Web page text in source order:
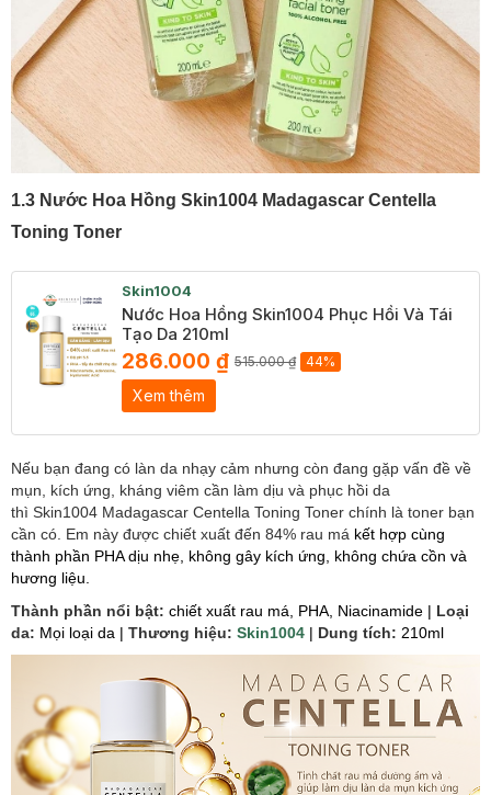
1.3 Nước Hoa Hồng Skin1004 Madagascar Centella
Toning Toner
Skin1004
Nước Hoa Hồng Skin1004 Phục Hồi Và Tái
Tạo Da 210ml
286.000 ₫ 515.000 ₫ 44%
Xem thêm
Nếu bạn đang có làn da nhạy cảm nhưng còn đang gặp vấn đề về
mụn, kích ứng, kháng viêm cần làm dịu và phục hồi da
thì Skin1004 Madagascar Centella Toning Toner chính là toner bạn
cần có. Em này được chiết xuất đến 84% rau má kết hợp cùng
thành phần PHA dịu nhẹ, không gây kích ứng, không chứa cồn và
hương liệu.
Thành phần nổi bật: chiết xuất rau má, PHA, Niacinamide | Loại
da: Mọi loại da | Thương hiệu: Skin1004 | Dung tích: 210ml